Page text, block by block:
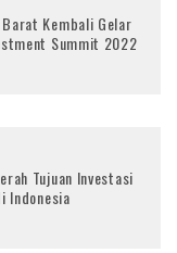
Barat Kembali Gelar
Summit 2022
Tujuan Investasi
Indonesia